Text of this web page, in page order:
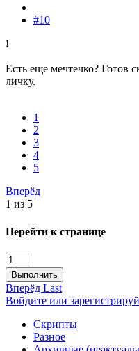
#10
!
Есть еще мечтечко? Готов
личку.
1
2
3
4
5
Вперёд
1 из 5
Перейти к странице
Выполнить
Вперёд Last
Войдите или
Скрипты
Разное